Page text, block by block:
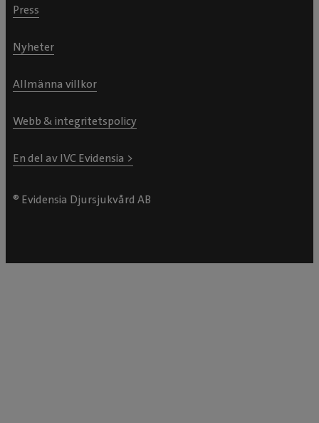
Press
Nyheter
Allmänna villkor
Webb & integritetspolicy
En del av IVC Evidensia >
® Evidensia Djursjukvård AB